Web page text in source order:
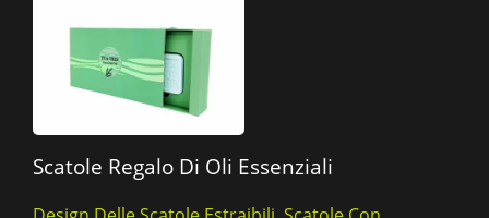
Scatole Regalo Di Oli Essenziali